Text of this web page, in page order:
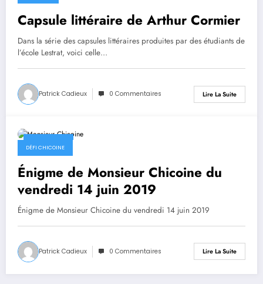
Capsule littéraire de Arthur Cormier
Dans la série des capsules littéraires produites par des étudiants de
l’école Lestrat, voici celle…
Patrick Cadieux 0 Commentaires Lire La Suite
14 juin 2019
DÉFI CHICOINE
Énigme de Monsieur Chicoine du
vendredi 14 juin 2019
Énigme de Monsieur Chicoine du vendredi 14 juin 2019
Patrick Cadieux 0 Commentaires Lire La Suite